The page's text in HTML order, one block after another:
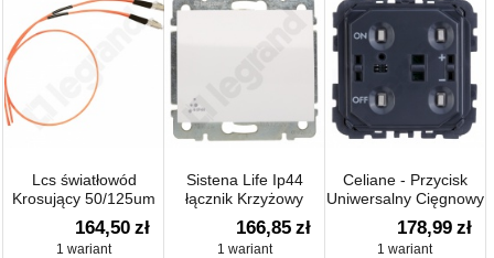
Lcs światłowód
Krosujący 50/125um
Lc/sc Duplex Dł.3m
164,50 zł
1 wariant
Sistena Life Ip44
łącznik Krzyżowy
10ax-250v~
166,85 zł
1 wariant
Celiane - Przycisk
Uniwersalny Cięgnowy
6a
178,99 zł
1 wariant